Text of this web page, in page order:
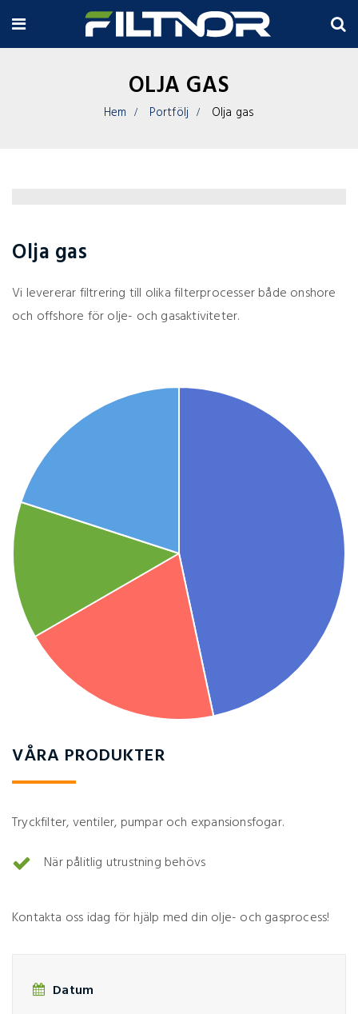
OLJA GAS
Hem Portfölj Olja gas
Olja gas
Vi levererar filtrering till olika filterprocesser både onshore
och offshore för olje- och gasaktiviteter.
VÅRA PRODUKTER
Tryckfilter, ventiler, pumpar och expansionsfogar.
När pålitlig utrustning behövs
Kontakta oss idag för hjälp med din olje- och gasprocess!
Datum